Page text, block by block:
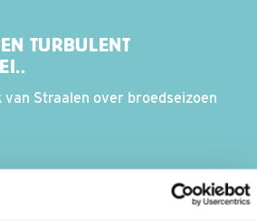
TURBULENT
van Straalen over broedseizoen